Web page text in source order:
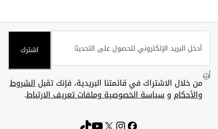
اشترك
من خلال الاشتراك في قائمتنا البريدية، فإنك تقبلالشروط
والأحكام وسياسة الخصوصية وملفات تعريف الارتباط.